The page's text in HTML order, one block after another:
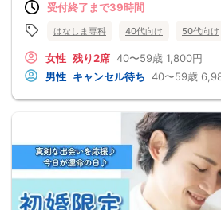
受付終了まで39時間
はなしま専科 40代向け 50代向け
女性 残り2席 40〜59歳 1,800円
男性 キャンセル待ち 40〜59歳